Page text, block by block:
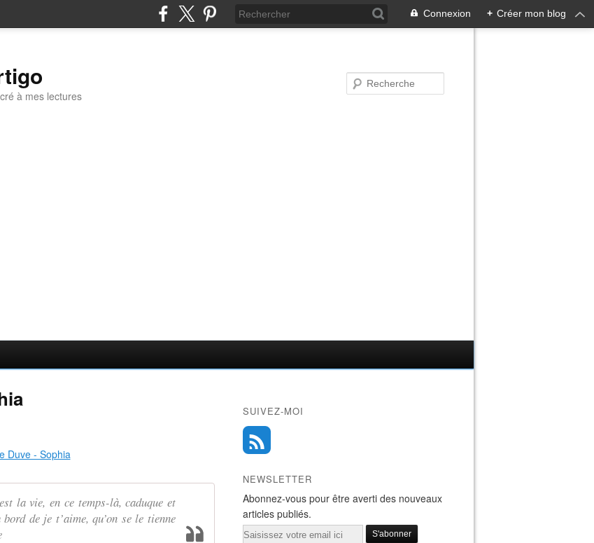
Connexion + Créer mon blog
à mes lectures
la vie, en ce temps-là, caduque et
de je t’aime, qu’on se le tienne
SUIVEZ-MOI
NEWSLETTER
Abonnez-vous pour être averti des nouveaux
articles publiés.
Email